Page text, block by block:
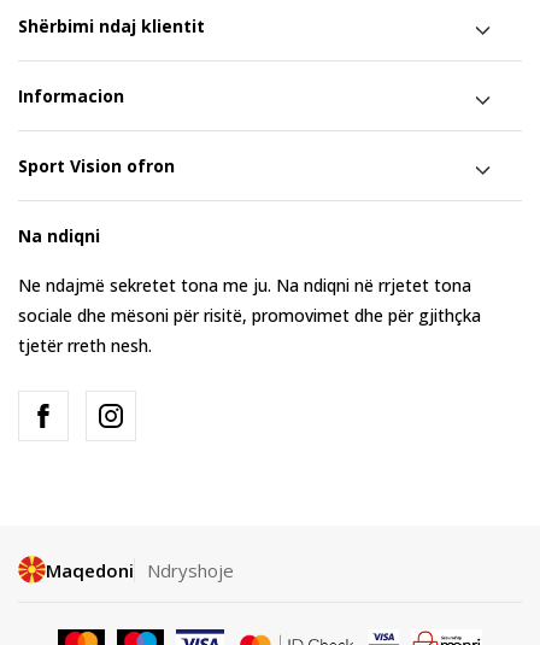
Shërbimi ndaj klientit
Informacion
Sport Vision ofron
Na ndiqni
Ne ndajmë sekretet tona me ju. Na ndiqni në rrjetet tona
sociale dhe mësoni për risitë, promovimet dhe për gjithçka
tjetër rreth nesh.
Maqedoni Ndryshoje